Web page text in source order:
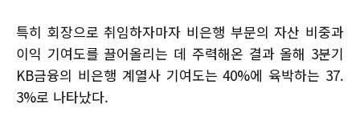
특히 회장으로 취임하자마자 비은행 부문의 자산 비중과
이익 기여도를 끌어올리는 데 주력해온 결과 올해 3분기
KB금융의 비은행 계열사 기여도는 40%에 육박하는 37.
3%로 나타났다.